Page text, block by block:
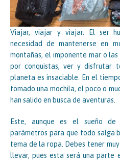
Viajar, viajar y viajar. El ser
necesidad de mantenerse en
montañas, el imponente mar o
por conquistas, ver y disfrutar
planeta es insaciable. En el
tomado una mochila, el poco o
han salido en busca de aventuras.
Este, aunque es el sueño de
parámetros para que todo salga
tema de la ropa. Debes tener
llevar, pues esta será una parte